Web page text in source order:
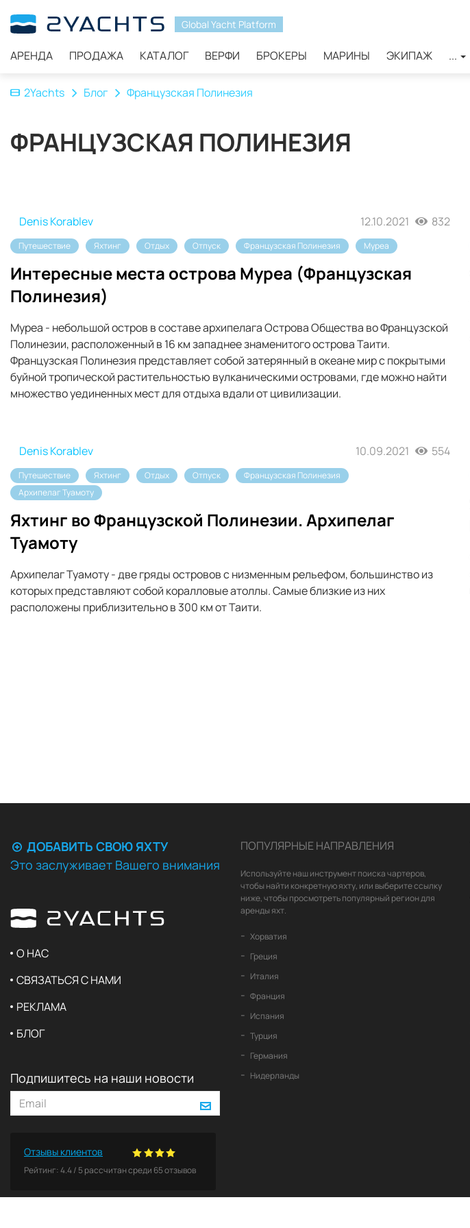
Global Yacht Platform
АРЕНДА ПРОДАЖА КАТАЛОГ ВЕРФИ БРОКЕРЫ МАРИНЫ ЭКИПАЖ ...
2Yachts Блог Французская Полинезия
ФРАНЦУЗСКАЯ ПОЛИНЕЗИЯ
Denis Korablev 12.10.2021 832
Путешествие Яхтинг Отдых Отпуск Французская Полинезия Муреа
Интересные места острова Муреа (Французская
Полинезия)
Муреа - небольшой остров в составе архипелага Острова Общества во Французской
Полинезии, расположенный в 16 км западнее знаменитого острова Таити.
Французская Полинезия представляет собой затерянный в океане мир с покрытыми
буйной тропической растительностью вулканическими островами, где можно найти
множество уединенных мест для отдыха вдали от цивилизации.
Denis Korablev 10.09.2021 554
Путешествие Яхтинг Отдых Отпуск
Французская Полинезия
Архипелаг Туамоту
Яхтинг во Французской Полинезии. Архипелаг
Туамоту
Архипелаг Туамоту - две гряды островов с низменным рельефом, большинство из
которых представляют собой коралловые атоллы. Самые близкие из них
расположены приблизительно в 300 км от Таити.
ДОБАВИТЬ СВОЮ ЯХТУ
Это заслуживает Вашего внимания
О НАС
СВЯЗАТЬСЯ С НАМИ
РЕКЛАМА
БЛОГ
Подпишитесь на наши новости
Отзывы клиентов
Рейтинг:4.4/ 5рассчитан среди 65отзывов
ПОПУЛЯРНЫЕ НАПРАВЛЕНИЯ
Используйте наш инструмент поиска чартеров,
чтобы найти конкретную яхту, или выберите ссылку
ниже, чтобы просмотреть популярный регион для
аренды яхт.
Хорватия
Греция
Италия
Франция
Испания
Турция
Германия
Нидерланды